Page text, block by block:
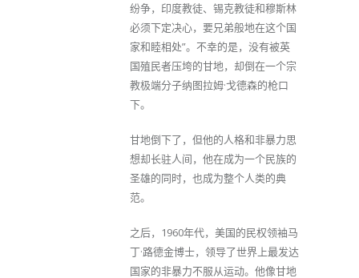
纷争，印度教徒、锡克教徒和穆斯林
必须下定决心，要兄弟般地在这个国
家和睦相处”。不幸的是，没有被英
国殖民者压垮的甘地，却倒在一个宗
教极端分子纳图拉姆·戈德森的枪口
下。
甘地倒下了，但他的人格和非暴力思
想却长驻人间，他在成为一个民族的
圣雄的同时，也成为整个人类的典
范。
之后，1960年代，美国的民权领袖马
丁·路德金博士，领导了世界上最发达
国家的非暴力不服从运动。他像甘地